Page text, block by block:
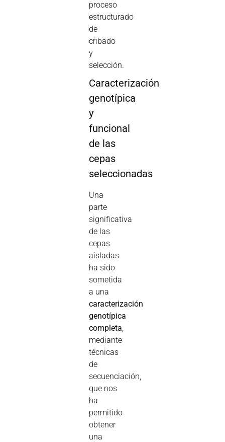
proceso
estructurado
de
cribado
y
selección.
Caracterización
genotípica
y
funcional
de las
cepas
seleccionadas
Una
parte
significativa
de las
cepas
aisladas
ha sido
sometida
a una
caracterización
genotípica
completa
mediante
técnicas
de
secuenciación,
que nos
ha
permitido
obtener
una